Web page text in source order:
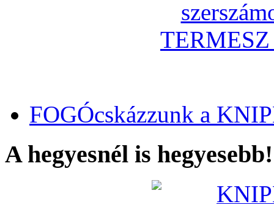
FOGÓcskázzunk a
A hegyesnél is hegyesebb!